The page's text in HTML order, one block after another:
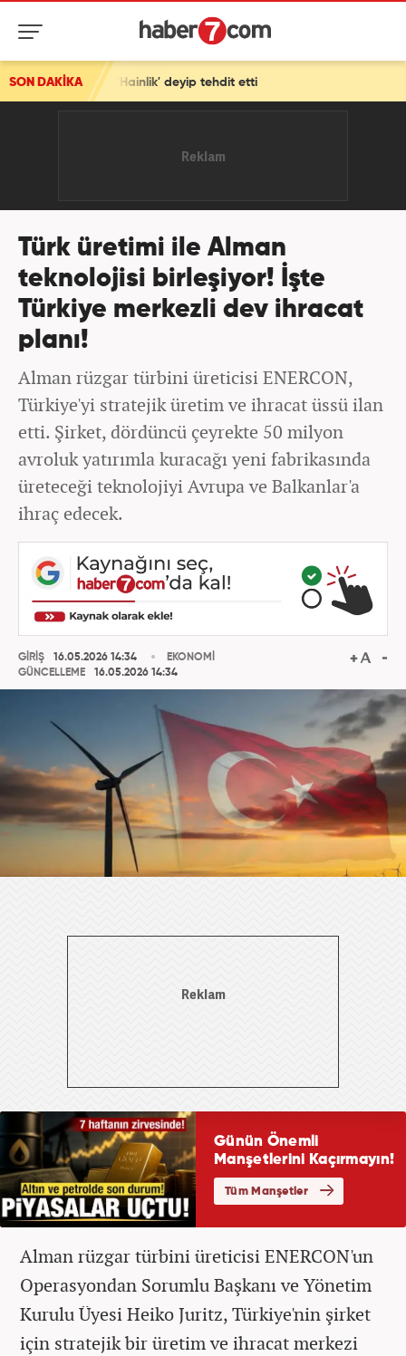
SON DAKİKAdeyip tehdit etti
Türk üretimi ile Alman
teknolojisi birleşiyor! İşte
Türkiye merkezli dev ihracat
planı!
Alman rüzgar türbini üreticisi ENERCON,
Türkiye'yi stratejik üretim ve ihracat üssü ilan
etti. Şirket, dördüncü çeyrekte 50 milyon
avroluk yatırımla kuracağı yeni fabrikasında
üreteceği teknolojiyi Avrupa ve Balkanlar'a
ihraç edecek.
GİRİŞ
16.05.2026 14:34
GÜNCELLEME
16.05.2026 14:34
EKONOMİ
Alman rüzgar türbini üreticisi ENERCON'un
Operasyondan Sorumlu Başkanı ve Yönetim
Kurulu Üyesi Heiko Juritz, Türkiye'nin şirket
için stratejik bir üretim ve ihracat merkezi